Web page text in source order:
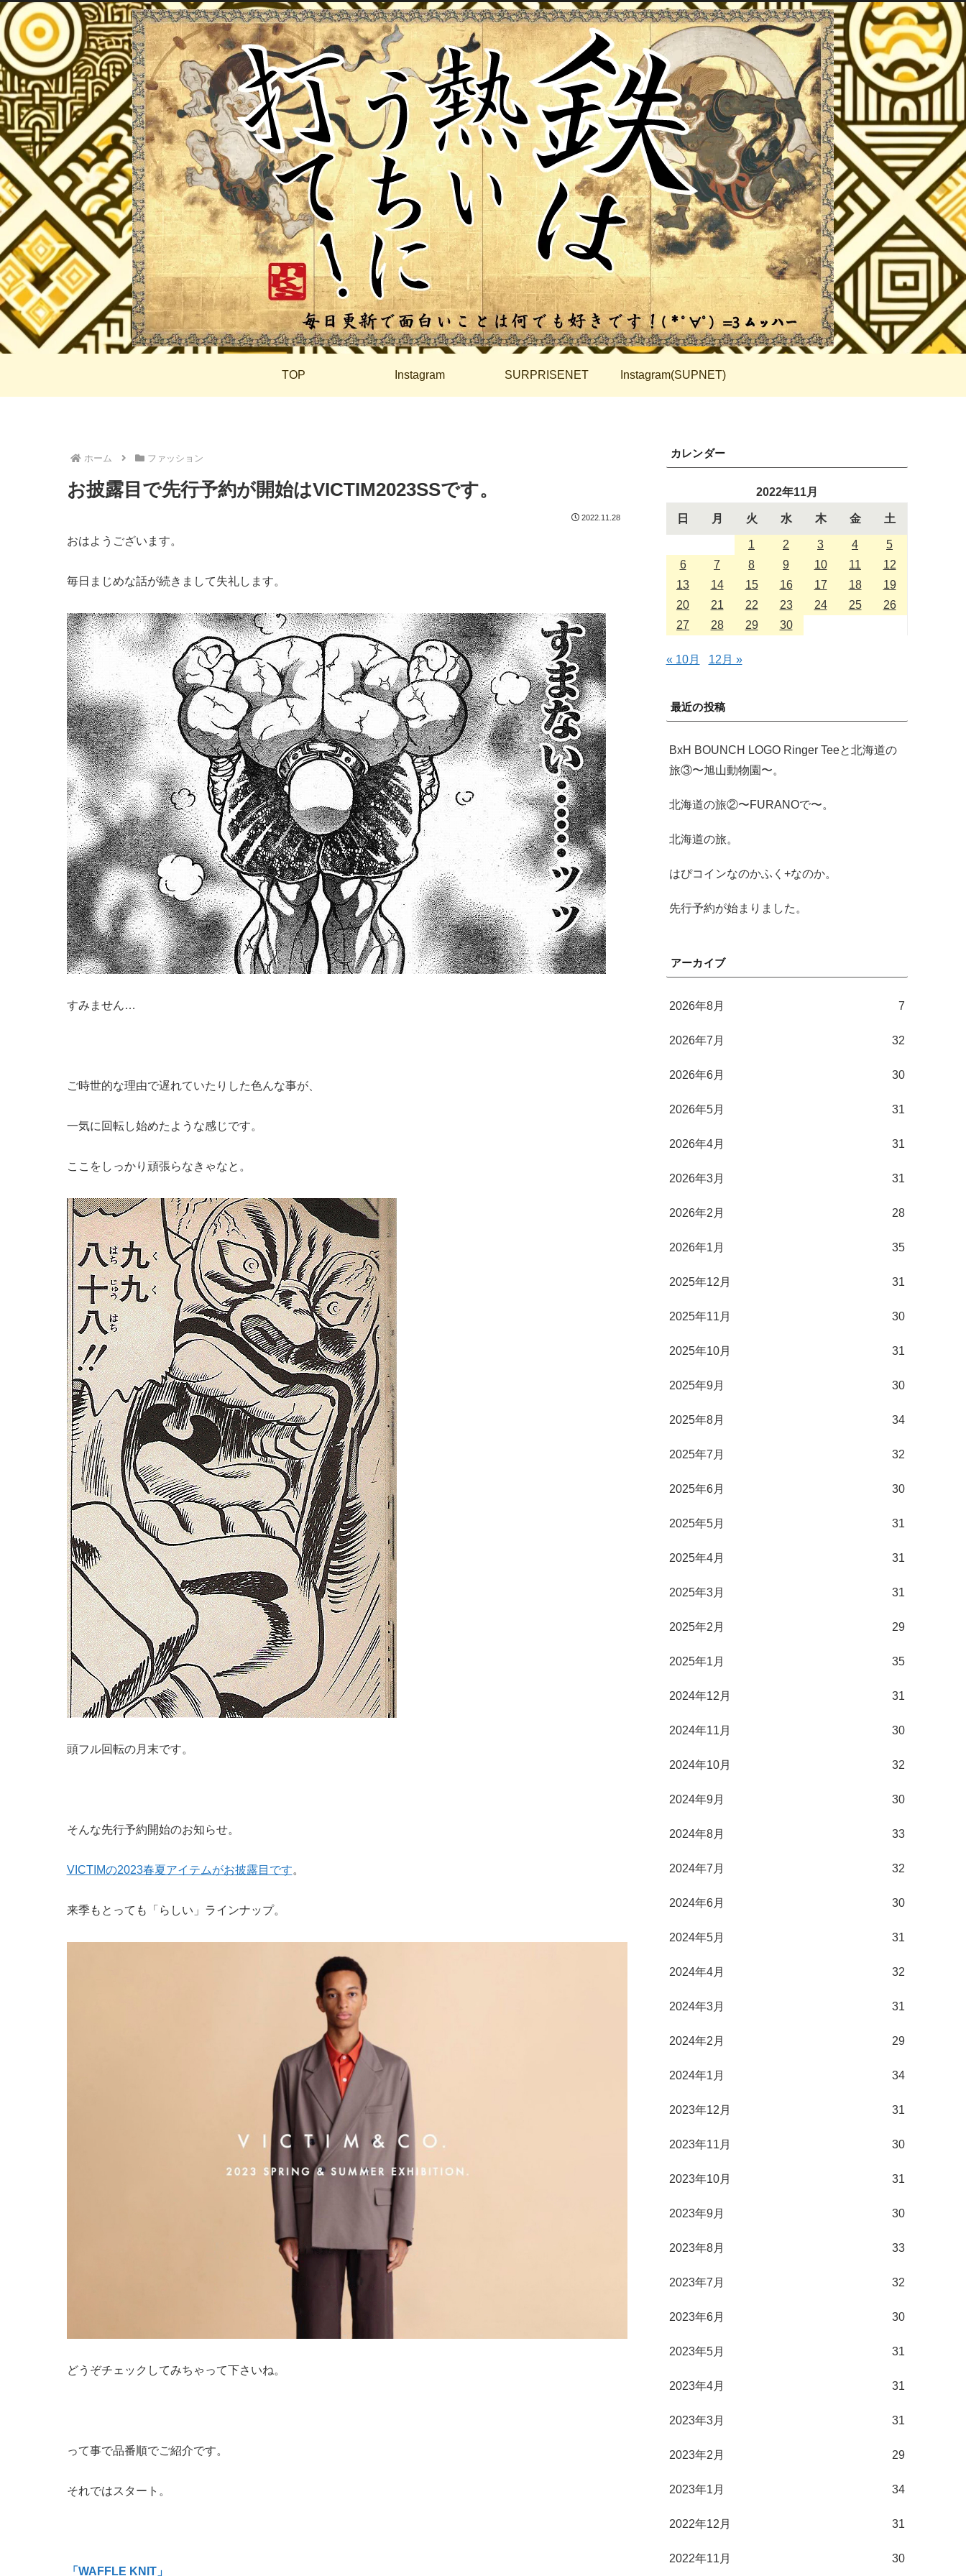
TOP Instagram SURPRISENET Instagram(SUPNET)
ホーム ファッション
お披露目で先行予約が開始はVICTIM2023SSです。
2022.11.28
おはようございます。
毎日まじめな話が続きまして失礼します。
すみません…
ご時世的な理由で遅れていたりした色んな事が、
一気に回転し始めたような感じです。
ここをしっかり頑張らなきゃなと。
頭フル回転の月末です。
そんな先行予約開始のお知らせ。
VICTIMの2023春夏アイテムがお披露目です。
来季もとっても「らしい」ラインナップ。
どうぞチェックしてみちゃって下さいね。
って事で品番順でご紹介です。
それではスタート。
「WAFFLE KNIT」
カレンダー
2022年11月
日 月 火 水 木 金 土
1 2 3 4
5
6
7 8 9 10 11
12
13
14 15 16 17 18
19
20
21 22 23 24 25
26
27
28 29 30
« 10月 12月 »
最近の投稿
BxH BOUNCH LOGO Ringer Teeと北海道の
旅③〜旭山動物園〜。
北海道の旅②〜FURANOで〜。
北海道の旅。
はぴコインなのかふく+なのか。
先行予約が始まりました。
アーカイブ
2026年8月 7
2026年7月 32
2026年6月 30
2026年5月 31
2026年4月 31
2026年3月 31
2026年2月 28
2026年1月 35
2025年12月 31
2025年11月 30
2025年10月 31
2025年9月 30
2025年8月 34
2025年7月 32
2025年6月 30
2025年5月 31
2025年4月 31
2025年3月 31
2025年2月 29
2025年1月 35
2024年12月 31
2024年11月 30
2024年10月 32
2024年9月 30
2024年8月 33
2024年7月 32
2024年6月 30
2024年5月 31
2024年4月 32
2024年3月 31
2024年2月 29
2024年1月 34
2023年12月 31
2023年11月 30
2023年10月 31
2023年9月 30
2023年8月 33
2023年7月 32
2023年6月 30
2023年5月 31
2023年4月 31
2023年3月 31
2023年2月 29
2023年1月 34
2022年12月 31
2022年11月 30